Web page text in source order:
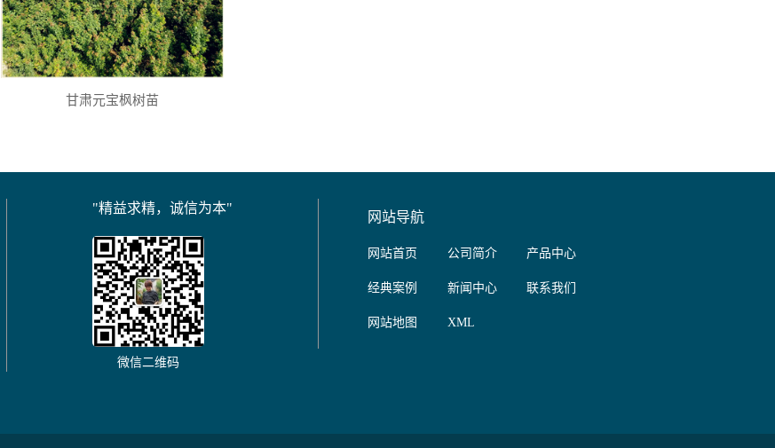
甘肃元宝枫树苗
"精益求精，诚信为本"
微信二维码
网站导航
网站首页 公司简介 产品中心
经典案例 新闻中心 联系我们
网站地图 XML